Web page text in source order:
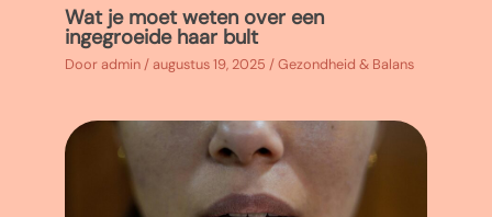
Wat je moet weten over een
ingegroeide haar bult
Dooradmin /augustus 19, 2025 /Gezondheid & Balans